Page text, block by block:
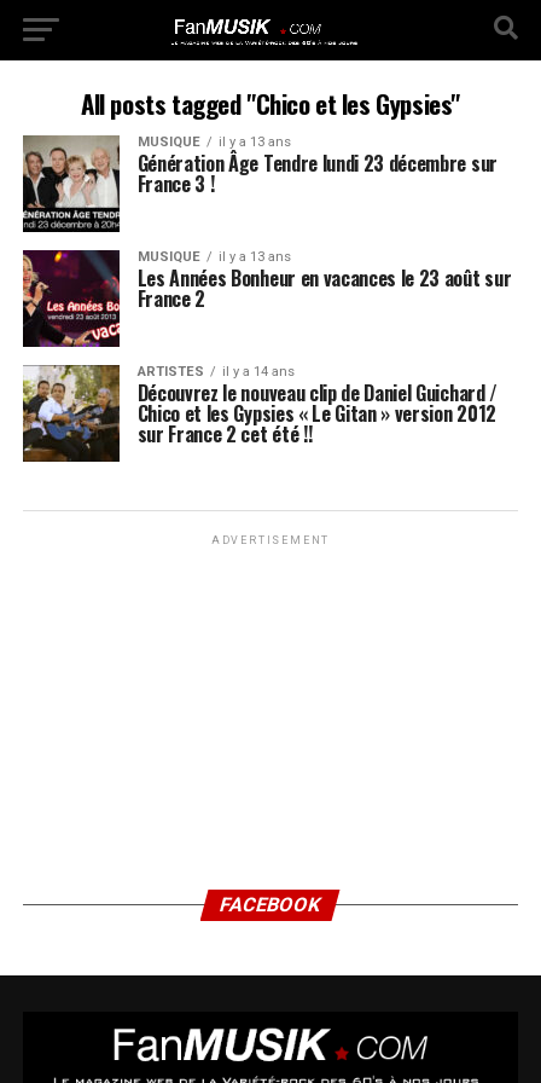
All posts tagged "Chico et les Gypsies"
MUSIQUE il y a 13 ans
Génération Âge Tendre lundi 23 décembre sur
France 3 !
MUSIQUE il y a 13 ans
Les Années Bonheur en vacances le 23 août sur
France 2
ARTISTES il y a 14 ans
Découvrez le nouveau clip de Daniel Guichard /
Chico et les Gypsies « Le Gitan » version 2012
sur France 2 cet été !!
ADVERTISEMENT
FACEBOOK